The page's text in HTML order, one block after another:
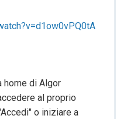
home di Algor
al proprio
o iniziare a